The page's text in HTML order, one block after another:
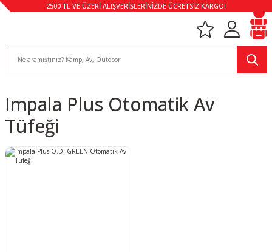
2500 TL VE ÜZERİ ALIŞVERİŞLERİNİZDE ÜCRETSİZ KARGO!
Impala Plus Otomatik Av
Tüfeği